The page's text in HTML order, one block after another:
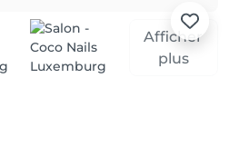
Afficher
plus